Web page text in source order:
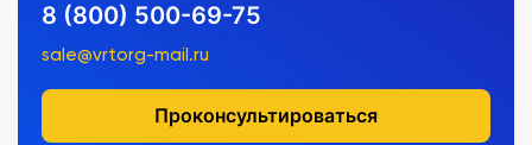
8 (800) 500-69-75
sale@vrtorg-mail.ru
Проконсультироваться